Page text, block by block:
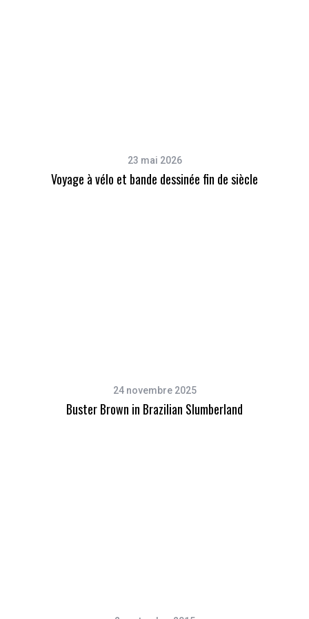
23 mai 2026
Voyage à vélo et bande dessinée fin de siècle
24 novembre 2025
Buster Brown in Brazilian Slumberland